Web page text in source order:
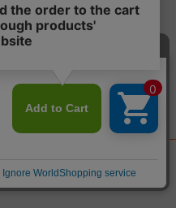
ーションを。
ビ株式会社
© Combi Corporation.